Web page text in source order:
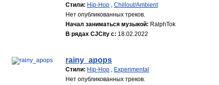
Стили: Hip-Hop , Chillout/Ambient
Нет опубликованных треков.
Начал заниматься музыкой: RalphTok
В рядах CJCity с: 18.02.2022
rainy_apops
Стили: Hip-Hop , Experimental
Нет опубликованных треков.